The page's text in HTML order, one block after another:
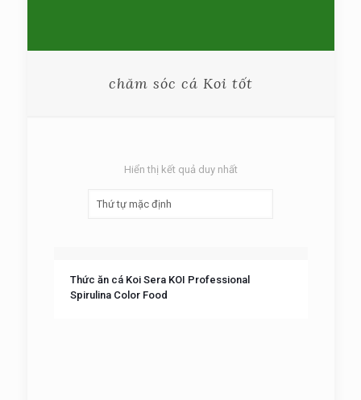
chăm sóc cá Koi tốt
Hiển thị kết quả duy nhất
Thức ăn cá Koi Sera KOI Professional
Spirulina Color Food